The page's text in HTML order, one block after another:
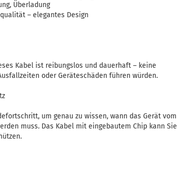
Überladung
– elegantes Design
Kabel ist reibungslos und dauerhaft – keine
oder Geräteschäden führen würden.
um genau zu wissen, wann das Gerät vom
muss. Das Kabel mit eingebautem Chip kann Sie